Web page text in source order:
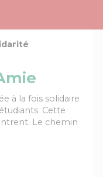
à la fois solidaire
Cette
Le chemin